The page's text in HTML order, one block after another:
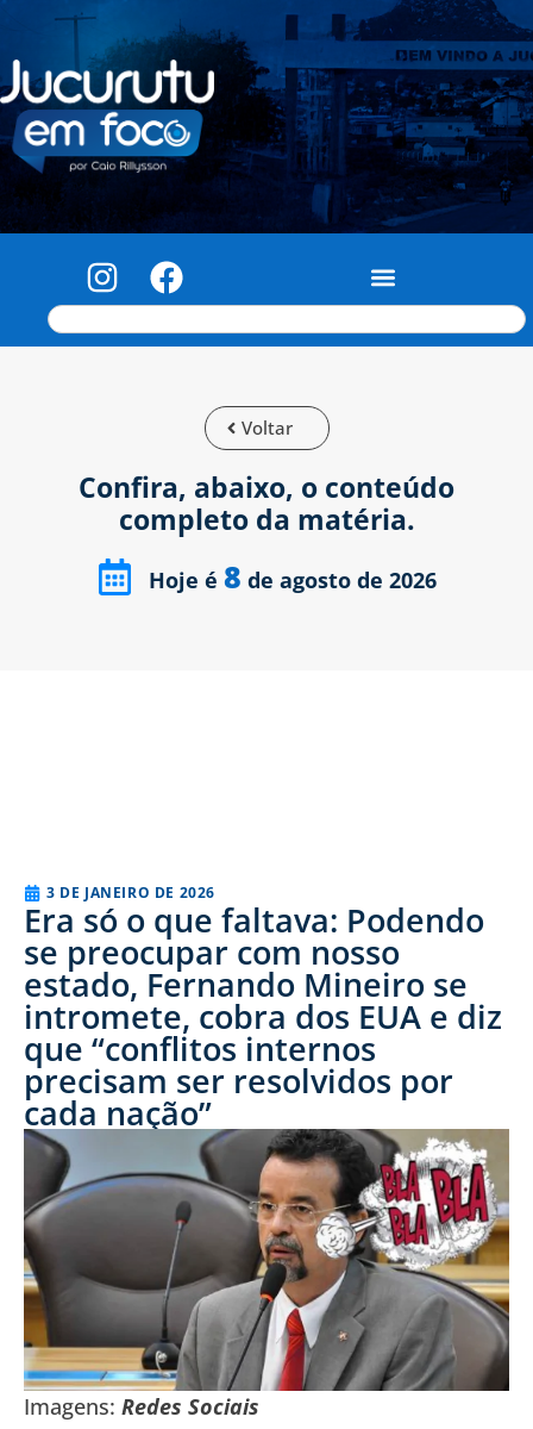
Voltar
Confira, abaixo, o conteúdo
completo da matéria.
Hoje é 8 de agosto de 2026
3 DE JANEIRO DE 2026
Era só o que faltava: Podendo
se preocupar com nosso
estado, Fernando Mineiro se
intromete, cobra dos EUA e diz
que “conflitos internos
precisam ser resolvidos por
cada nação”
Imagens: Redes Sociais